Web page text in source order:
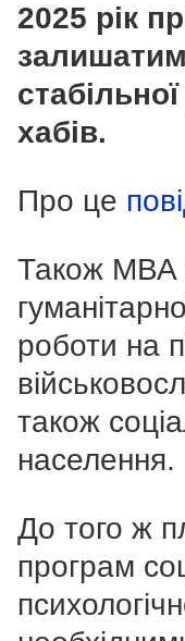
2025 рік
хабів.
Про це
Також МВА
роботи на
також
населення.
До того ж
програм